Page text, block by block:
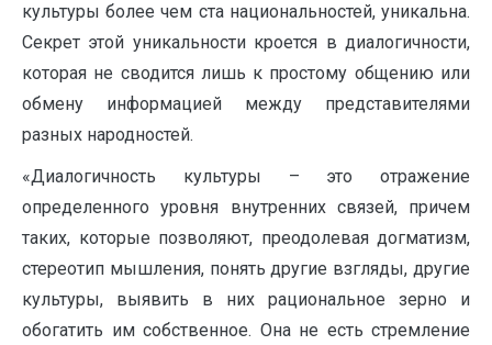
культуры более чем ста национальностей, уникальна.
Секрет этой уникальности кроется в диалогичности,
которая не сводится лишь к простому общению или
обмену информацией между представителями
разных народностей.
«Диалогичность культуры – это отражение
определенного уровня внутренних связей, причем
таких, которые позволяют, преодолевая догматизм,
стереотип мышления, понять другие взгляды, другие
культуры, выявить в них рациональное зерно и
обогатить им собственное. Она не есть стремление